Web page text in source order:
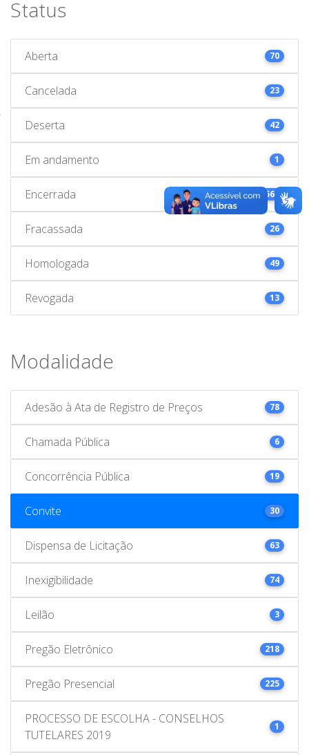
Status
Aberta 70
Cancelada 23
Deserta 42
Em andamento 1
Encerrada 563
Fracassada 26
Homologada 49
Revogada 13
Modalidade
Adesão à Ata de Registro de Preços 78
Chamada Pública 6
Concorrência Pública 19
Convite 30
Dispensa de Licitação 63
Inexigibilidade 74
Leilão 3
Pregão Eletrônico 218
Pregão Presencial 225
PROCESSO DE ESCOLHA - CONSELHOS
TUTELARES 2019
1